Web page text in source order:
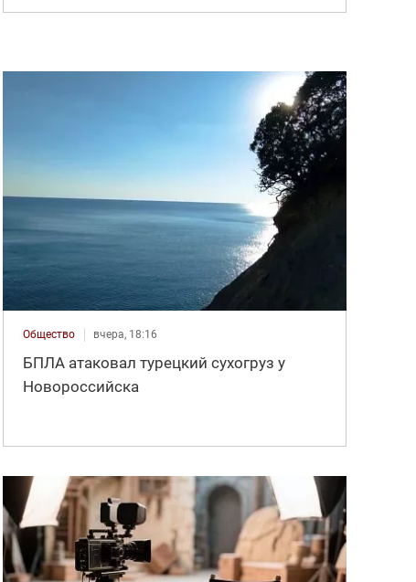
Общество вчера, 18:16
БПЛА атаковал турецкий сухогруз у
Новороссийска